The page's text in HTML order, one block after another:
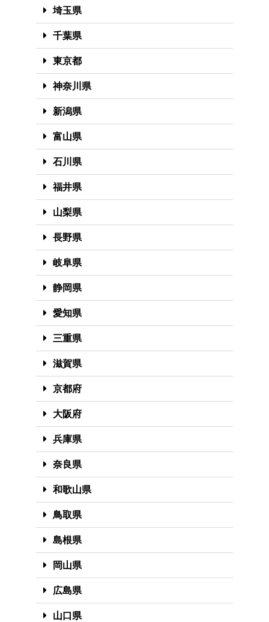
埼玉県
千葉県
東京都
神奈川県
新潟県
富山県
石川県
福井県
山梨県
長野県
岐阜県
静岡県
愛知県
三重県
滋賀県
京都府
大阪府
兵庫県
奈良県
和歌山県
鳥取県
島根県
岡山県
広島県
山口県